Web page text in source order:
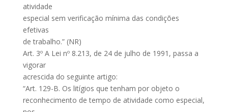
atividade
especial sem verificação mínima das condições
efetivas
de trabalho.” (NR)
Art. 3º A Lei nº 8.213, de 24 de julho de 1991, passa a
vigorar
acrescida do seguinte artigo:
“Art. 129-B. Os litígios que tenham por objeto o
reconhecimento de tempo de atividade como especial,